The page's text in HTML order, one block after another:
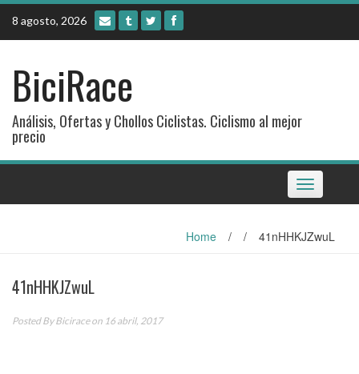
Skip
content
8 agosto, 2026
BiciRace
Análisis, Ofertas y Chollos Ciclistas. Ciclismo al mejor
precio
Toggle
navigation
Home / / 41nHHKJZwuL
41nHHKJZwuL
Posted ByBiciraceon 16 abril, 2017